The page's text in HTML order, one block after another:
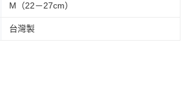
M（22－27cm）
台灣製